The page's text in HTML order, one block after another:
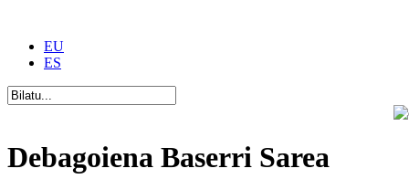
EU
ES
Debagoiena Baserri Sarea